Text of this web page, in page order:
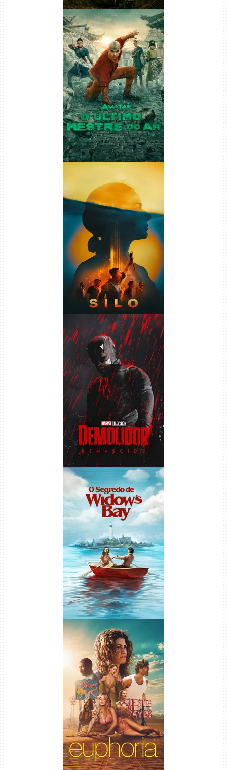
Avatar: O Último Mestre do
Ar 2ª Temporada Torrent
(2026) WEB-DL 1080p Dual
Áudio
Silo 2ª Temporada (2024)
WEB-DL 1080p Dual Áudio
Demolidor: Renascido 2ª
Temporada (2026) WEB-DL
1080p Dual Áudio
O Segredo de Widow’s Bay
1ª Temporada Torrent (2026)
WEB-DL 1080p Dual Áudio
Euphoria 3ª Temporada
Torrent (2026) WEB-DL 1080p
Dual Áudio